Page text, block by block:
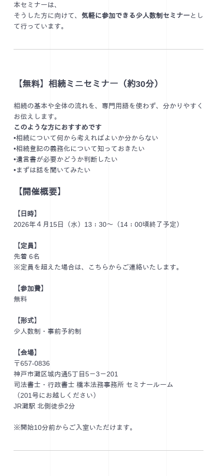
本セミナーは、
そうした方に向けて、 気軽に参加できる少人数制セミナーとし
て行っています。
【無料】相続ミニセミナー（約30分）
相続の基本や全体の流れを、専門用語を使わず、分かりやすく
お伝えします。
このような方におすすめです
•相続について何から考えればよいか分からない
•相続登記の義務化について知っておきたい
•遺言書が必要かどうか判断したい
•まずは話を聞いてみたい
【開催概要】
【日時】
2026年４月15日（水）13：30～（14：00頃終了予定）
【定員】
先着 6名
※定員を超えた場合は、こちらからご連絡いたします。
【参加費】
無料
【形式】
少人数制・事前予約制
【会場】
〒657-0836
神戸市灘区城内通5丁目5－3－201
司法書士・行政書士 橋本法務事務所 セミナールーム
（201号にお越しください）
JR灘駅 北側徒歩2分
※開始10分前からご入室いただけます。